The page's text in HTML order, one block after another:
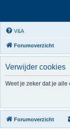
V&A
Forumoverzicht
Verwijder cookies
Weet je zeker dat je
Forumoverzicht